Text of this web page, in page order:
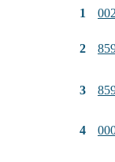
1
2
3
4